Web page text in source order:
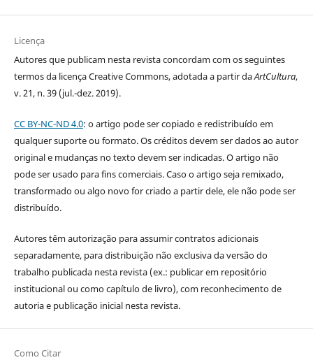
Licença
Autores que publicam nesta revista concordam com os seguintes
termos da licença Creative Commons, adotada a partir daArtCultura,
v. 21, n. 39 (jul.-dez. 2019).
CC BY-NC-ND 4.0: o artigo pode ser copiado e redistribuído em
qualquer suporte ou formato. Os créditos devem ser dados ao autor
original e mudanças no texto devem ser indicadas. O artigo não
pode ser usado para fins comerciais. Caso o artigo seja remixado,
transformado ou algo novo for criado a partir dele, ele não pode ser
distribuído.
Autores têm autorização para assumir contratos adicionais
separadamente, para distribuição não exclusiva da versão do
trabalho publicada nesta revista (ex.: publicar em repositório
institucional ou como capítulo de livro), com reconhecimento de
autoria e publicação inicial nesta revista.
Como Citar